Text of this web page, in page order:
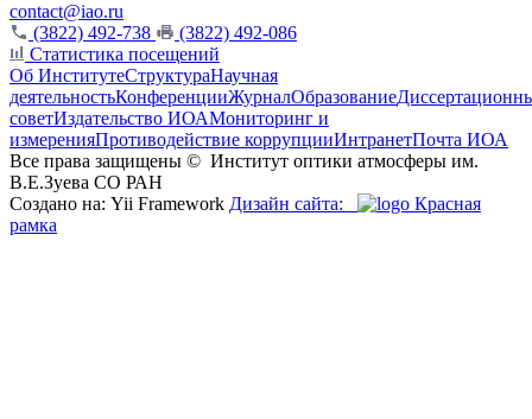
contact@iao.ru
(3822) 492-738
(3822) 492-086
Статистика посещений
Об ИнститутеСтруктураНаучная
деятельностьКонференцииЖурналОбразование
советИздательство ИОАМониторинг и
измеренияПротиводействие коррупцииИнтранетПочта ИОА
Все права защищены © Институт оптики атмосферы им.
В.Е.Зуева СО РАН
Создано на: Yii Framework Дизайн сайта:
Красная
рамка